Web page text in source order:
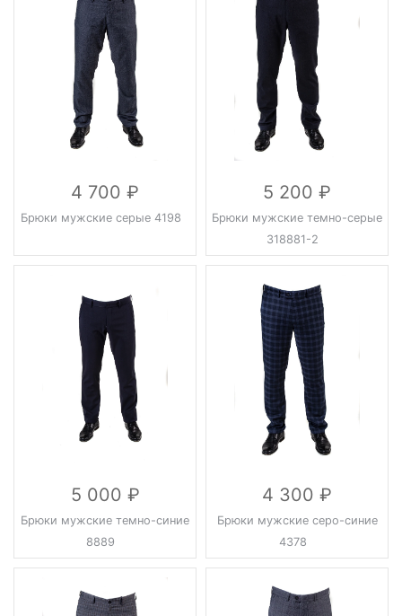
4 700
Брюки мужские серые 4198
5 200
Брюки мужские темно-серые
318881-2
5 000
Брюки мужские темно-синие
8889
4 300
Брюки мужские серо-синие
4378